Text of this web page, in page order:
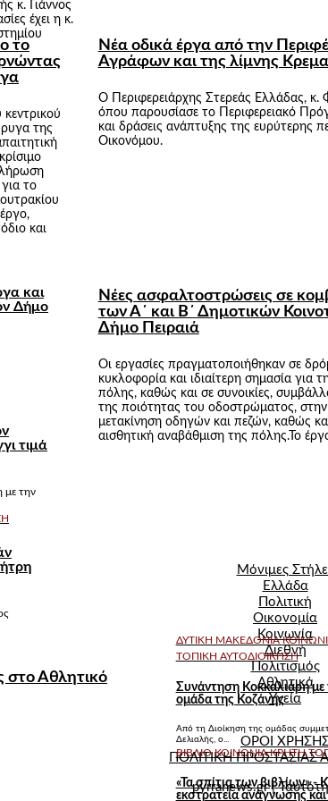
το
της
το
και
Νέα οδικά έργα από την
Αγράφων και της λίμνης
Ο Περιφερειάρχης Στερεάς Ελλάδας,
όπου παρουσίασε το Περιφερειακό
και δράσεις ανάπτυξης της ευρύτερης
Οικονόμου.
και
Δήμο
τιμά
με την
Νέες ασφαλτοστρώσεις σε
των Α΄ και Β΄ Δημοτικών
Δήμο Πειραιά
Οι εργασίες πραγματοποιήθηκαν σε
κυκλοφορία και ιδιαίτερη σημασία για
πόλης, καθώς και σε συνοικίες,
της ποιότητας του οδοστρώματος,
μετακίνηση οδηγών και πεζών, καθώς
αισθητική αναβάθμιση της πόλης.Το
στο Αθλητικό
ΔΥΤΙΚΉ ΜΑΚΕΔΟΝΊΑ
ΤΟΠΙΚΉ ΑΥΤΟΔΙΟΊΚΗΣΗ
Συνάντηση Κοκκαλιάρη
ομάδα της Κοζάνης
Από τη Διοίκηση της ομάδας
Δελιαλής, ο...
ΒΙΒΛΊΟΚΟΙΝΩΝΊΑΚΡΉΤΗ
«Τα σπίτια των βιβλίων» -
εκστρατεία ανάγνωσης
κ. Γιάννος
έχει η κ.
Μόνιμες
Ελλάδα
Πολιτική
Οικονομία
Κοινωνία
Διεθνή
Πολιτισμός
Αθλητικά
Υγεία
ΟΡΟΙ
ΠΟΛΙΤΙΚΗ
pyrranews.gr |